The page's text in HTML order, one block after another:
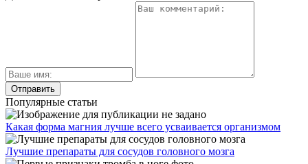
Популярные статьи
Какая форма магния лучше всего усваивается организмом
Лучшие препараты для сосудов головного мозга